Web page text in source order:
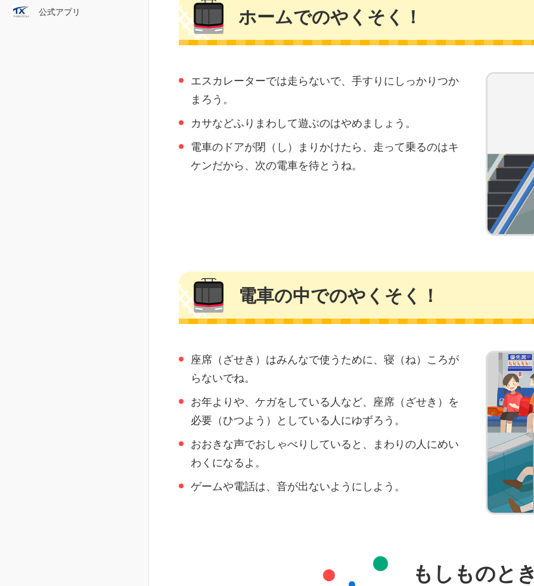
公式アプリ ホームでのやくそく！
エスカレーターでは走らないで、手すりにしっかりつか
まろう。
カサなどふりまわして遊ぶのはやめましょう。
電車のドアが閉（し）まりかけたら、走って乗るのはキ
ケンだから、次の電車を待とうね。
電車の中でのやくそく！
座席（ざせき）はみんなで使うために、寝（ね）ころが
らないでね。
お年よりや、ケガをしている人など、座席（ざせき）を
必要（ひつよう）としている人にゆずろう。
おおきな声でおしゃべりしていると、まわりの人にめい
わくになるよ。
ゲームや電話は、音が出ないようにしよう。
もしものと